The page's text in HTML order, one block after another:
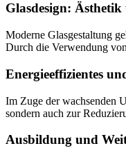
Glasdesign:
Moderne Glasgestaltung
Durch die Verwendung
Energieeffizientes
Im Zuge der wachsenden
sondern auch zur
Ausbildung und